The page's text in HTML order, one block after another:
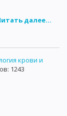
далее...
крови и
1243